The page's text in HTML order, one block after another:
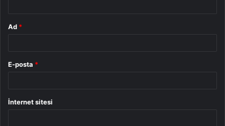
Ad *
E-posta *
İnternet sitesi